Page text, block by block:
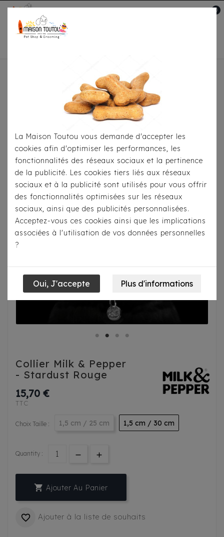
0
Pour Les Balades Colliers
Milk & Pepper - Stardust Rouge
Collier Milk & Pepper
- Stardust Rouge
15,70 €
TTC
Choix Taille : 1,5 cm / 25 cm 1,5 cm / 30 cm
Quantity :
 Ajouter Au Panier
 Ajouter à la liste de souhaits
La Maison Toutou vous demande d'accepter les
cookies afin d'optimiser les performances, les
fonctionnalités des réseaux sociaux et la pertinence
de la publicité. Les cookies tiers liés aux réseaux
sociaux et à la publicité sont utilisés pour vous offrir
des fonctionnalités optimisées sur les réseaux
sociaux, ainsi que des publicités personnalisées.
Acceptez-vous ces cookies ainsi que les implications
associées à l'utilisation de vos données personnelles
?